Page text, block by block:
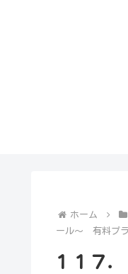
ホーム
ール～ 有料プ
１１７